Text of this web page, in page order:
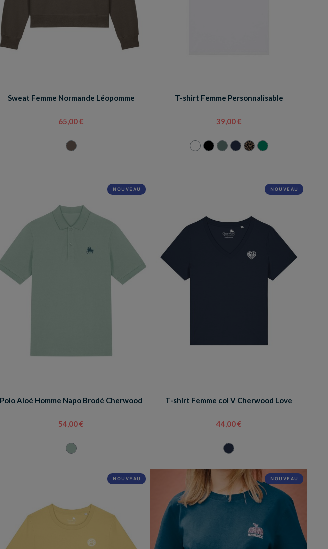
Sweat Femme Normande Léopomme
65,00 €
T-shirt Femme Personnalisable
39,00 €
NOUVEAU
Polo Aloé Homme Napo Brodé Cherwood
54,00 €
NOUVEAU
T-shirt Femme col V Cherwood Love
44,00 €
NOUVEAU NOUVEAU